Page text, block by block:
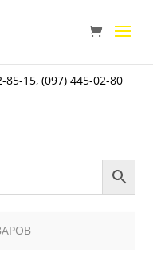
85-15,(097) 445-02-80